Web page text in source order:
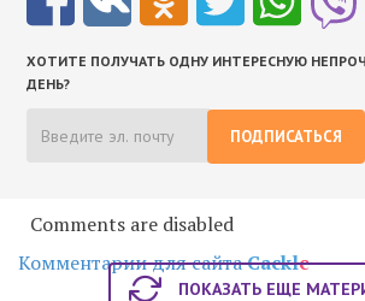
ХОТИТЕ ПОЛУЧАТЬ ОДНУ ИНТЕРЕСНУЮ
ДЕНЬ?
ПОДПИСАТЬСЯ
Comments are disabled
Комментарии для сайтаCackle
ПОКАЗАТЬ ЕЩЕ